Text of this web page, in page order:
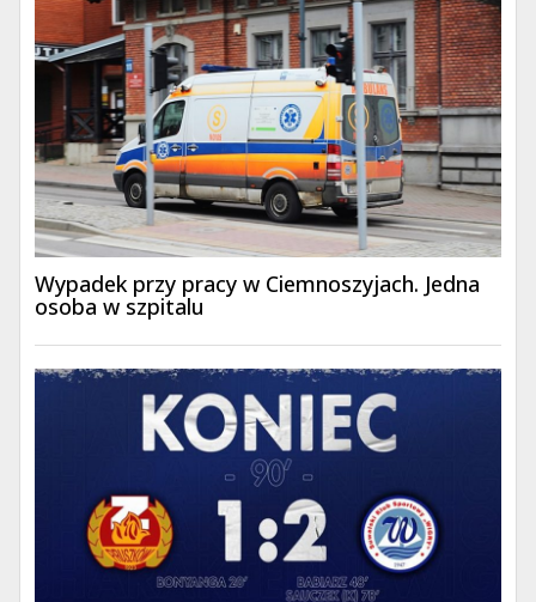
Wypadek przy pracy w Ciemnoszyjach. Jedna
osoba w szpitalu